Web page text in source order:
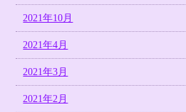
2021年10月
2021年4月
2021年3月
2021年2月